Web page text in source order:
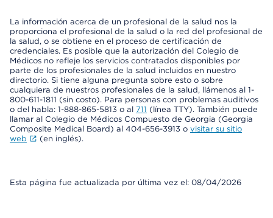
La información acerca de un profesional de la salud nos la
proporciona el profesional de la salud o la red del profesional de
la salud, o se obtiene en el proceso de certificación de
credenciales. Es posible que la autorización del Colegio de
Médicos no refleje los servicios contratados disponibles por
parte de los profesionales de la salud incluidos en nuestro
directorio. Si tiene alguna pregunta sobre esto o sobre
cualquiera de nuestros profesionales de la salud, llámenos al 1-
800-611-1811 (sin costo). Para personas con problemas auditivos
o del habla: 1-888-865-5813 o al 711 (línea TTY). También puede
llamar al Colegio de Médicos Compuesto de Georgia (Georgia
Composite Medical Board) al 404-656-3913 o visitar su sitio
web
(en inglés).
Esta página fue actualizada por última vez el: 08/04/2026